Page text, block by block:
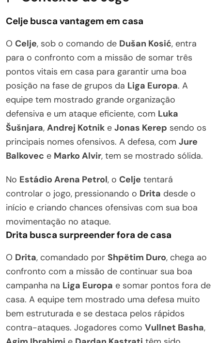
Celje busca vantagem em casa
O Celje, sob o comando de Dušan Kosić, entra
para o confronto com a missão de somar três
pontos vitais em casa para garantir uma boa
posição na fase de grupos da Liga Europa. A
equipe tem mostrado grande organização
defensiva e um ataque eficiente, com Luka
Šušnjara, Andrej Kotnik e Jonas Kerep sendo os
principais nomes ofensivos. A defesa, com Jure
Balkovec e Marko Alvir, tem se mostrado sólida.
No Estádio Arena Petrol, o Celje tentará
controlar o jogo, pressionando o Drita desde o
início e criando chances ofensivas com sua boa
movimentação no ataque.
Drita busca surpreender fora de casa
O Drita, comandado por Shpëtim Duro, chega ao
confronto com a missão de continuar sua boa
campanha na Liga Europa e somar pontos fora de
casa. A equipe tem mostrado uma defesa muito
bem estruturada e se destaca pelos rápidos
contra-ataques. Jogadores como Vullnet Basha,